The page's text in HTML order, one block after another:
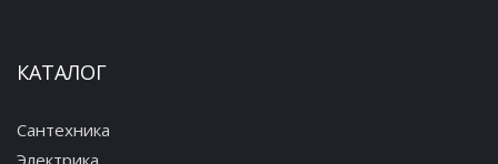
КАТАЛОГ
Сантехника
Электрика